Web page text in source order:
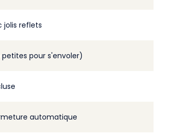
jolis reflets
pour s'envoler)
automatique